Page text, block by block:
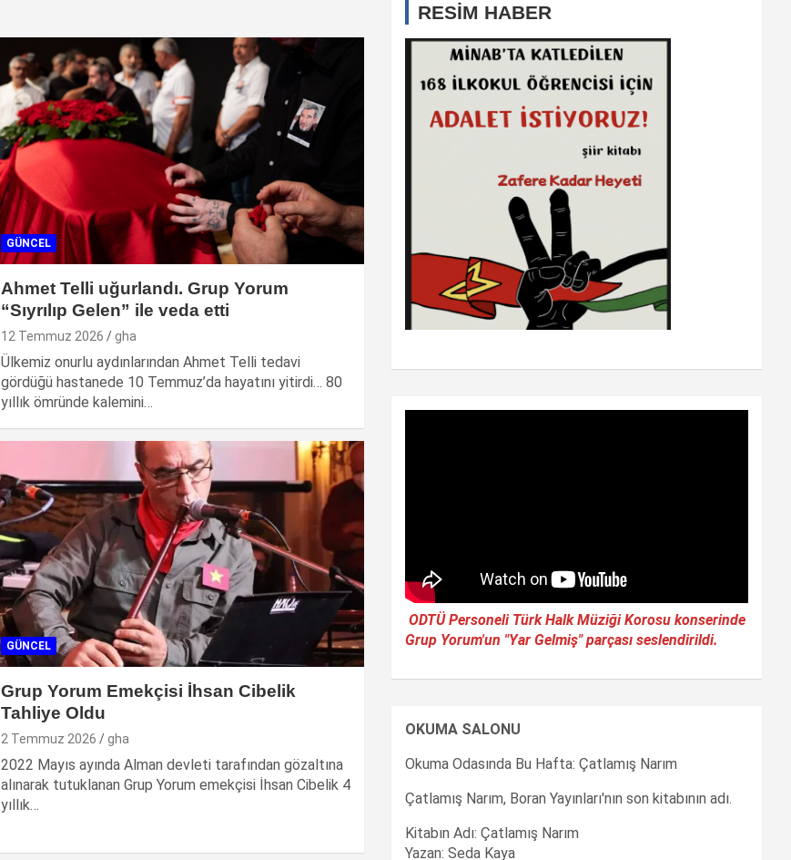
GÜNCEL
Ahmet Telli uğurlandı. Grup Yorum
“Sıyrılıp Gelen” ile veda etti
12 Temmuz 2026 gha
Ülkemiz onurlu aydınlarından Ahmet Telli tedavi
gördüğü hastanede 10 Temmuz’da hayatını yitirdi… 80
yıllık ömründe kalemini…
GÜNCEL
Grup Yorum Emekçisi İhsan Cibelik
Tahliye Oldu
2 Temmuz 2026 gha
2022 Mayıs ayında Alman devleti tarafından gözaltına
alınarak tutuklanan Grup Yorum emekçisi İhsan Cibelik 4
yıllık…
RESİM HABER
ODTÜ Personeli Türk Halk Müziği Korosu konserinde
Grup Yorum'un "Yar Gelmiş" parçası seslendirildi.
OKUMA SALONU
Okuma Odasında Bu Hafta: Çatlamış Narım
Çatlamış Narım, Boran Yayınları'nın son kitabının adı.
Kitabın Adı: Çatlamış Narım
Yazan: Seda Kaya